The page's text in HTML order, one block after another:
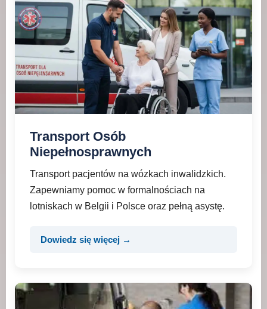
Transport Osób
Niepełnosprawnych
Transport pacjentów na wózkach inwalidzkich.
Zapewniamy pomoc w formalnościach na
lotniskach w Belgii i Polsce oraz pełną asystę.
Dowiedz się więcej →